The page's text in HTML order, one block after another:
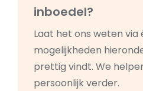
inboedel?
Laat het ons weten via
mogelijkheden
prettig vindt. We
persoonlijk verder.